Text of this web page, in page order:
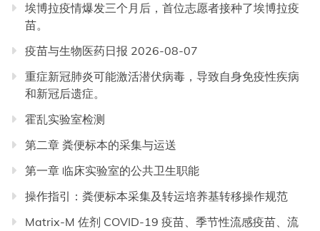
埃博拉疫情爆发三个月后，首位志愿者接种了埃博拉疫
苗。
疫苗与生物医药日报 2026-08-07
重症新冠肺炎可能激活潜伏病毒，导致自身免疫性疾病
和新冠后遗症。
霍乱实验室检测
第二章 粪便标本的采集与运送
第一章 临床实验室的公共卫生职能
操作指引：粪便标本采集及转运培养基转移操作规范
Matrix-M 佐剂 COVID-19 疫苗、季节性流感疫苗、流